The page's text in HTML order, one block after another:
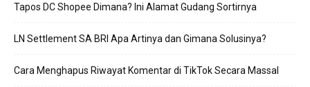
Tapos DC Shopee Dimana? Ini Alamat Gudang Sortirnya
LN Settlement SA BRI Apa Artinya dan Gimana Solusinya?
Cara Menghapus Riwayat Komentar di TikTok Secara Massal